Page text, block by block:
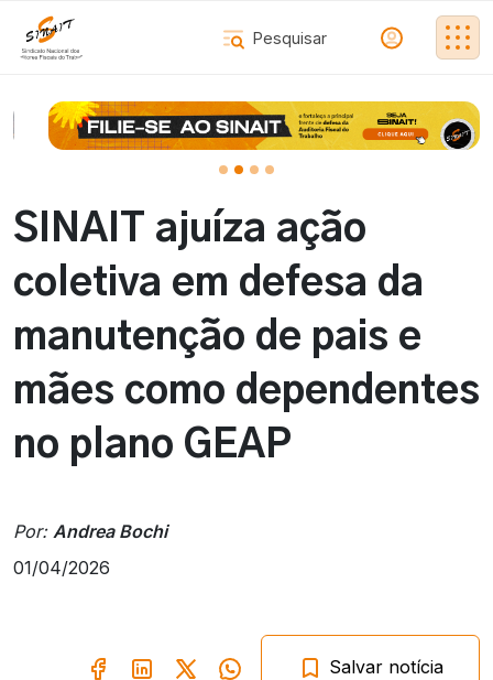
SINAIT ajuíza ação
coletiva em defesa da
manutenção de pais e
mães como dependentes
no plano GEAP
Por: Andrea Bochi
01/04/2026
Salvar notícia